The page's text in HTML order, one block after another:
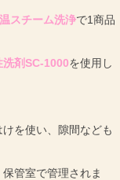
スチーム洗浄で1商品
剤SC-1000を使用し
を使い、隙間なども
保管室で管理されま